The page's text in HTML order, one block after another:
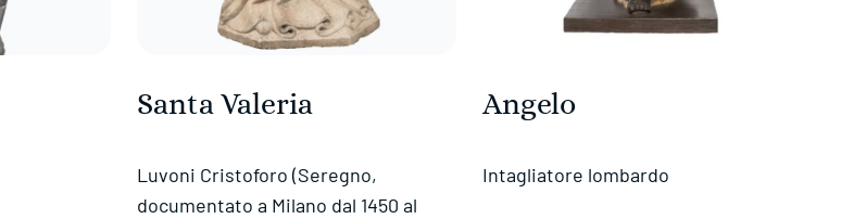
Santa Valeria
Luvoni Cristoforo (Seregno,
documentato a Milano dal 1450 al
Angelo
Intagliatore lombardo